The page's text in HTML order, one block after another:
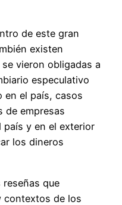
de este gran
existen
vieron obligadas a
especulativo
en el país, casos
de empresas
y en el exterior
los dineros
que
contextos de los